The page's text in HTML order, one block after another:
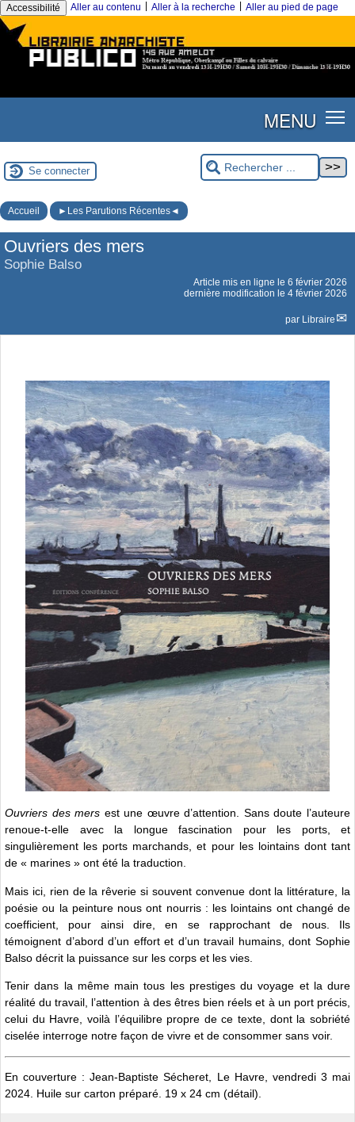
Accessibilité Aller au contenu Aller à la recherche Aller au pied de page
MENU
Se connecter
Accueil ►Les Parutions Récentes◄
Ouvriers des mers
Sophie Balso
Article mis en ligne le 6 février 2026
dernière modification le 4 février 2026
par Libraire
Ouvriers des mers est une œuvre d’attention. Sans doute l’auteure
renoue-t-elle avec la longue fascination pour les ports, et
singulièrement les ports marchands, et pour les lointains dont tant
de « marines » ont été la traduction.
Mais ici, rien de la rêverie si souvent convenue dont la littérature, la
poésie ou la peinture nous ont nourris : les lointains ont changé de
coefficient, pour ainsi dire, en se rapprochant de nous. Ils
témoignent d’abord d’un effort et d’un travail humains, dont Sophie
Balso décrit la puissance sur les corps et les vies.
Tenir dans la même main tous les prestiges du voyage et la dure
réalité du travail, l’attention à des êtres bien réels et à un port précis,
celui du Havre, voilà l’équilibre propre de ce texte, dont la sobriété
ciselée interroge notre façon de vivre et de consommer sans voir.
En couverture : Jean-Baptiste Sécheret, Le Havre, vendredi 3 mai
2024. Huile sur carton préparé. 19 x 24 cm (détail).